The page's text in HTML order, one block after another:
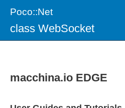
Poco::Net
class WebSocket